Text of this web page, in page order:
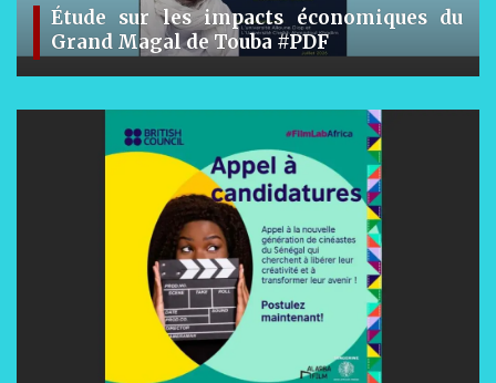
Étude sur les impacts économiques du
Grand Magal de Touba #PDF